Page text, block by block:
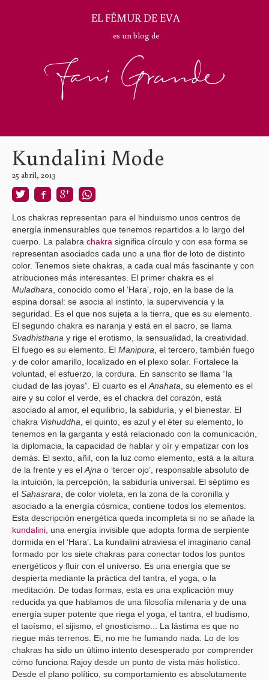
EL FÉMUR DE EVA
es un blog de
Kundalini Mode
25 abril, 2013
Los chakras representan para el hinduismo unos centros de
energía inmensurables que tenemos repartidos a lo largo del
cuerpo. La palabra chakra significa círculo y con esa forma se
representan asociados cada uno a una flor de loto de distinto
color. Tenemos siete chakras, a cada cual más fascinante y con
atribuciones más interesantes. El primer chakra es el
Muladhara , conocido como el ‘Hara’, rojo, en la base de la
espina dorsal: se asocia al instinto, la supervivencia y la
seguridad. Es el que nos sujeta a la tierra, que es su elemento.
El segundo chakra es naranja y está en el sacro, se llama
Svadhisthana y rige el erotismo, la sensualidad, la creatividad.
El fuego es su elemento. El Manipura , el tercero, también fuego
y de color amarillo, localizado en el plexo solar. Fortalece la
voluntad, el esfuerzo, la cordura. En sanscrito se llama “la
ciudad de las joyas”. El cuarto es el Anahata , su elemento es el
aire y su color el verde, es el chackra del corazón, está
asociado al amor, el equilibrio, la sabiduría, y el bienestar. El
chakra Vishuddha , el quinto, es azul y el éter su elemento, lo
tenemos en la garganta y está relacionado con la comunicación,
la diplomacia, la capacidad de hablar y oír y empatizar con los
demás. El sexto, añil, con la luz como elemento, está a la altura
de la frente y es el Ajna o ‘tercer ojo’, responsable absoluto de
la intuición, la percepción, la sabiduría universal. El séptimo es
el Sahasrara , de color violeta, en la zona de la coronilla y
asociado a la energía cósmica, contiene todos los elementos.
Esta descripción energética queda incompleta si no se añade la
kundalini , una energía invisible que adopta forma de serpiente
dormida en el ‘Hara’. La kundalini atraviesa el imaginario canal
formado por los siete chakras para conectar todos los puntos
energéticos y fluir con el universo. Es una energía que se
despierta mediante la práctica del tantra, el yoga, o la
meditación. De todas formas, esta es una explicación muy
reducida ya que hablamos de una filosofía milenaria y de una
energía super potente que riega el yoga, el tantra, el budismo,
el taoísmo, el sijismo, el gnosticismo... La lástima es que no
riegue más terrenos. Ei, no me he fumando nada. Lo de los
chakras ha sido un último intento desesperado por comprender
cómo funciona Rajoy desde un punto de vista más holístico.
Desde el plano político, su comportamiento es absolutamente